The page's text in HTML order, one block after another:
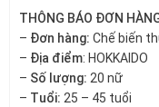
THÔNG BÁO ĐƠN
– Đơn hàng: Chế biến
– Địa điểm: HOKKAIDO
– Số lượng: 20 nữ
– Tuổi: 25 – 45 tuổi